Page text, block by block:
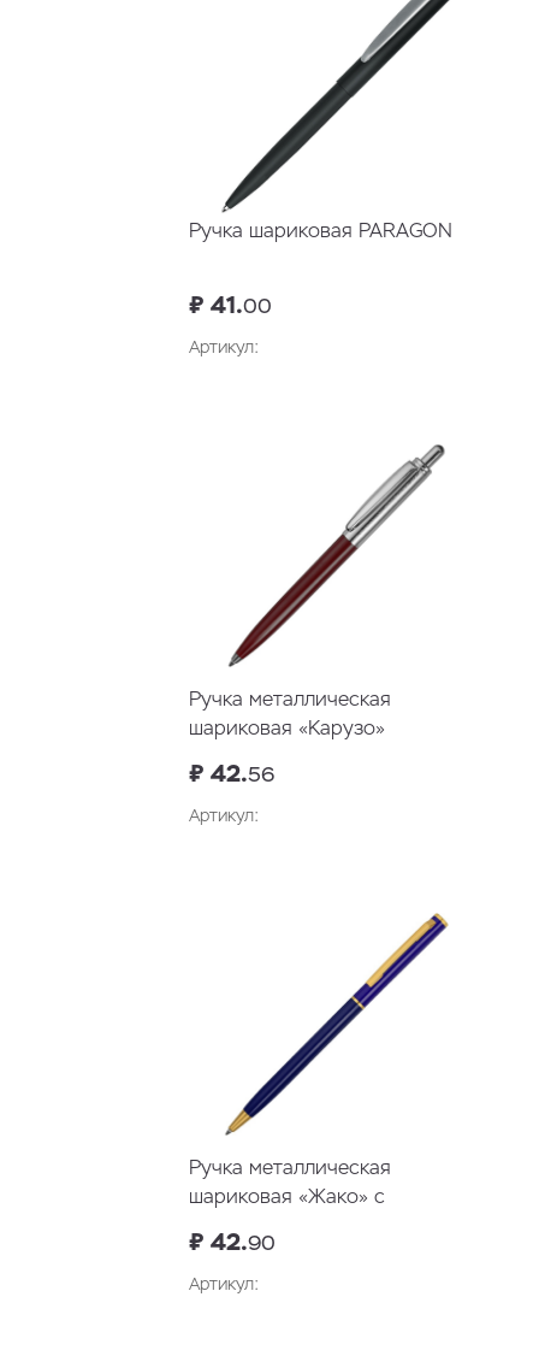
Ручка шариковая PARAGON
₽ 41.00
Артикул:
Ручка металлическая
шариковая «Карузо»
₽ 42.56
Артикул:
Ручка металлическая
шариковая «Жако» с
₽ 42.90
Артикул: